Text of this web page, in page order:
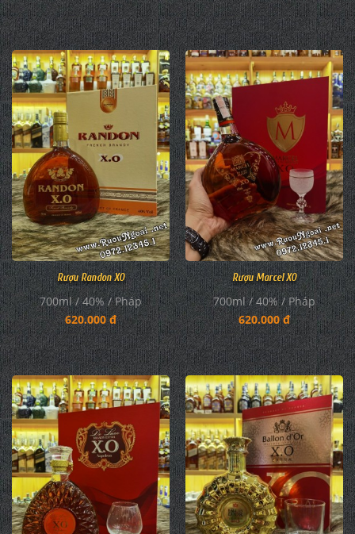
Rượu Randon XO
700ml / 40% / Pháp
620.000 đ
Rượu Marcel XO
700ml / 40% / Pháp
620.000 đ